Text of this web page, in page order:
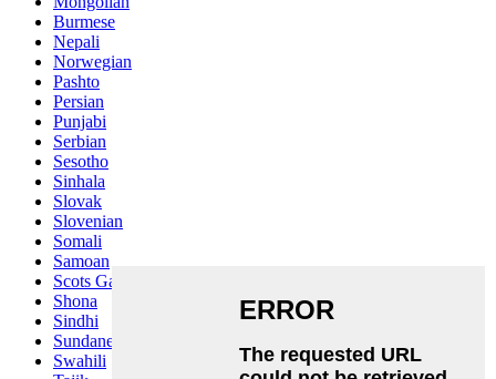
Burmese
Nepali
Norwegian
Pashto
Persian
Punjabi
Serbian
Sesotho
Sinhala
Slovak
Slovenian
Somali
Samoan
Scots Gaelic
Shona
Sindhi
Sundanese
Swahili